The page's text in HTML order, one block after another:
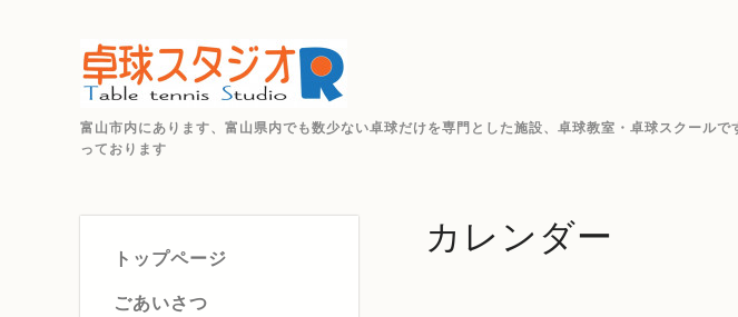
富山市内にあります、富山県内でも数少ない卓球だけを専門とした施設、卓球教室・卓球スクール
っております
トップページ
ごあいさつ
カレンダー